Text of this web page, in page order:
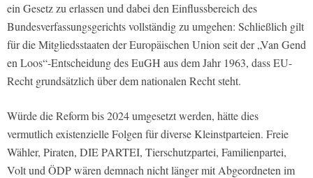
ein Gesetz zu erlassen und dabei den Einflussbereich des
Bundesverfassungsgerichts vollständig zu umgehen: Schließlich gilt
für die Mitgliedsstaaten der Europäischen Union seit der „Van Gend
en Loos“-Entscheidung des EuGH aus dem Jahr 1963, dass EU-
Recht grundsätzlich über dem nationalen Recht steht.
Würde die Reform bis 2024 umgesetzt werden, hätte dies
vermutlich existenzielle Folgen für diverse Kleinstparteien. Freie
Wähler, Piraten, DIE PARTEI, Tierschutzpartei, Familienpartei,
Volt und ÖDP wären demnach nicht länger mit Abgeordneten im